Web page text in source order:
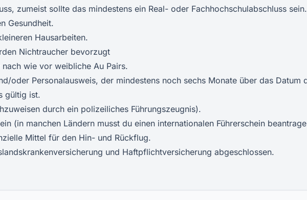
zumeist sollte das mindestens ein Real- oder Fachhochschulabschluss sein.
Gesundheit.
Hausarbeiten.
Nichtraucher bevorzugt
wie vor weibliche Au Pairs.
oder Personalausweis, der mindestens noch sechs Monate über das Datum
gültig ist.
durch ein polizeiliches Führungszeugnis).
(in manchen Ländern musst du einen internationalen Führerschein
Mittel für den Hin- und Rückflug.
und Haftpflichtversicherung abgeschlossen.